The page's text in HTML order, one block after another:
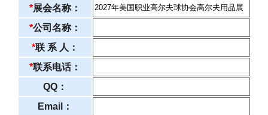
*展会名称：
*公司名称：
*联 系 人：
*联系电话：
QQ：
Email：